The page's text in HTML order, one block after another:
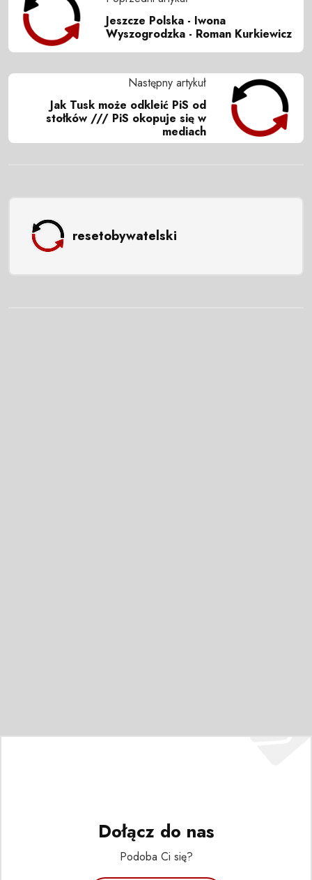
Jeszcze Polska - Iwona
Wyszogrodzka - Roman Kurkiewicz
Następny artykuł
Jak Tusk może odkleić PiS od
stołków /// PiS okopuje się w
mediach
resetobywatelski
Dołącz do nas
Podoba Ci się?